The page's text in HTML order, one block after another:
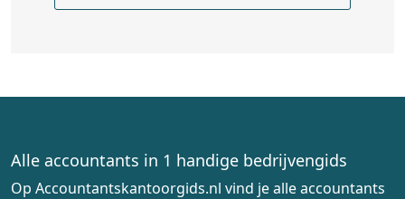
Alle accountants in 1 handige bedrijvengids
Op Accountantskantoorgids.nl vind je alle accountants